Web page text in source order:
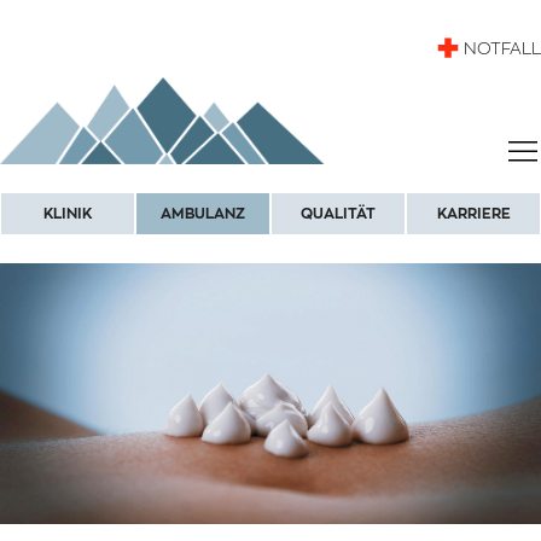
NOTFALL
KLINIK AMBULANZ QUALITÄT KARRIERE